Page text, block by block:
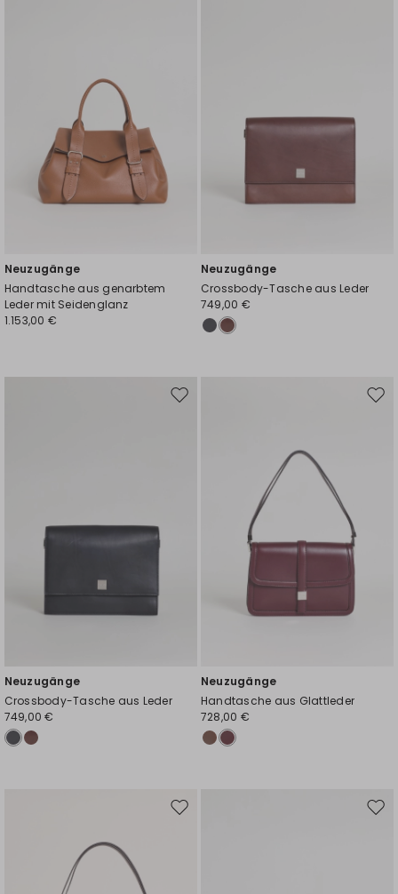
Neuzugänge
Handtasche aus genarbtem
Leder mit Seidenglanz
1.153,00 €
Neuzugänge
Crossbody-Tasche aus Leder
749,00 €
Auf
Neuzugänge
Crossbody-Tasche aus Leder
749,00 €
Auf
Neuzugänge
Handtasche aus Glattleder
728,00 €
Auf
Auf